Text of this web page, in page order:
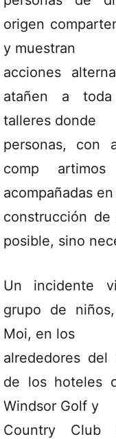
origen
y muestran
acciones
atañen a toda
talleres donde
personas, con
comp
acompañadas en
construcción
posible, sino
Un incidente
grupo de
Moi, en los
alrededores del
de los hoteles
Windsor Golf y
Country Club